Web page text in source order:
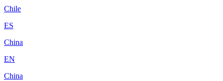
Chile
ES
China
EN
China